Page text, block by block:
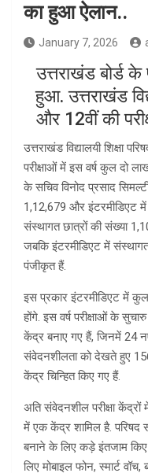
का हुआ ऐलान..
January 7, 2026
उत्तराखंड बोर्ड के
हुआ. उत्तराखंड
और 12वीं की
उत्तराखंड विद्यालयी शिक्षा
परीक्षाओं में इस वर्ष कुल दो
के सचिव विनोद प्रसाद
1,12,679 और इंटरमीडिएट में
संस्थागत छात्रों की संख्या
जबकि इंटरमीडिएट में संस्थागत
पंजीकृत हैं.
इस प्रकार इंटरमीडिएट में कुल
होंगे. इस वर्ष परीक्षाओं के
केंद्र बनाए गए हैं, जिनमें 24 नए
संवेदनशीलता को देखते हुए
केंद्र चिन्हित किए गए हैं.
अति संवेदनशील परीक्षा केंद्रों
में एक केंद्र शामिल है. परिषद
बनाने के लिए कड़े इंतजाम किए
लिए मोबाइल फोन, स्मार्ट